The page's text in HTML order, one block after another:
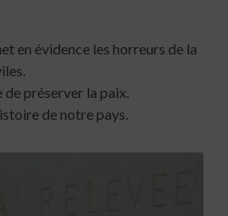
en évidence les horreurs de la
préserver la paix.
de notre pays.